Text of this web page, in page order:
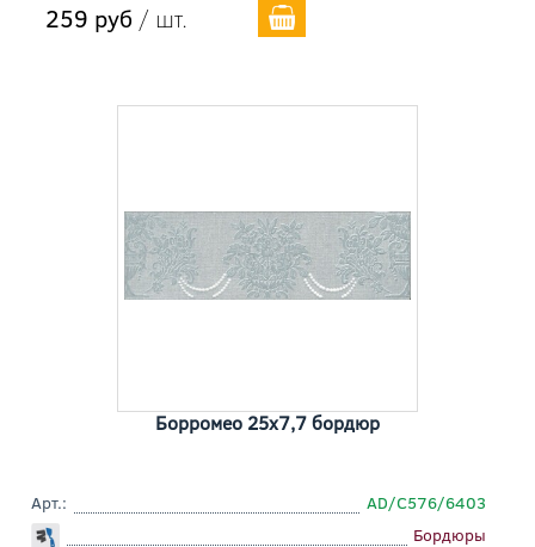
259 руб / шт.
Борромео 25x7,7 бордюр
Арт.:
AD/C576/6403
Бордюры